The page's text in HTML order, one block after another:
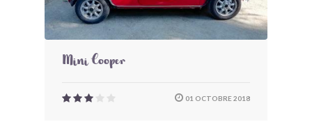
Mini Cooper
01 OCTOBRE 2018